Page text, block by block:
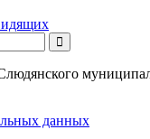
данных